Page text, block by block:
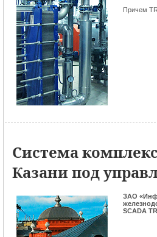
Причем
Система
Казани под
ЗАО
SCADA